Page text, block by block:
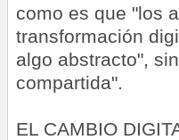
como es que "los
transformación
algo abstracto",
compartida".
EL CAMBIO